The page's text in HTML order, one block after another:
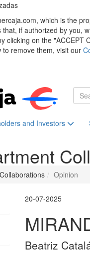
which is the
if authorized by you,
clicking on the
remove them, visit our
and Investors
Collaborations Opinion
20-07-2025
Beatriz